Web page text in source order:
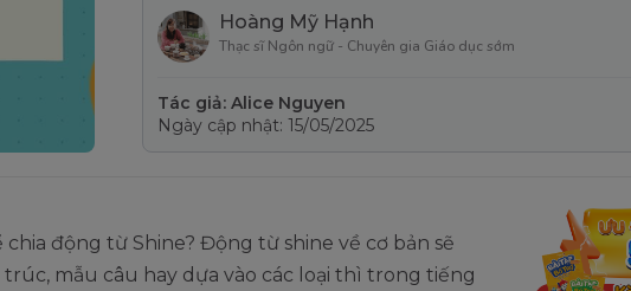
Hoàng Mỹ Hạnh
Thạc sĩ Ngôn ngữ - Chuyên gia Giáo dục sớm
Tác giả: Alice Nguyen
Ngày cập nhật: 15/05/2025
động từ Shine? Động từ shine về cơ bản sẽ
trúc, mẫu câu hay dựa vào các loại thì trong tiếng